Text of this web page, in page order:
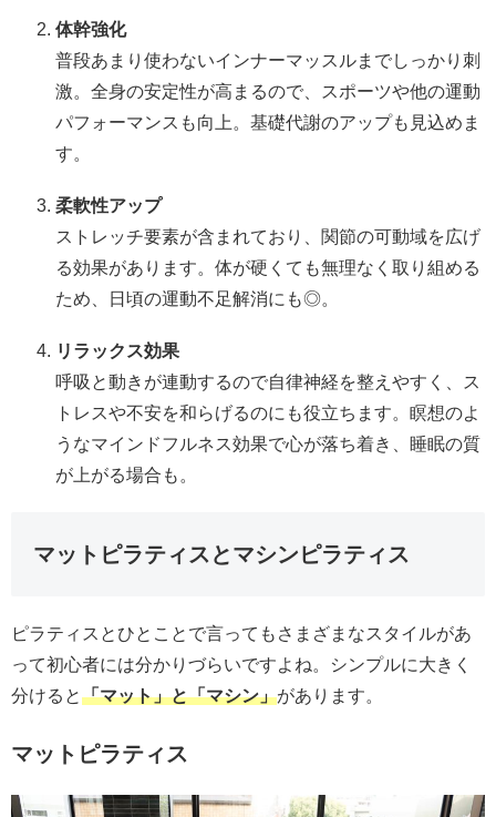
体幹強化
普段あまり使わないインナーマッスルまでしっかり刺
激。全身の安定性が高まるので、スポーツや他の運動
パフォーマンスも向上。基礎代謝のアップも見込めま
す。
柔軟性アップ
ストレッチ要素が含まれており、関節の可動域を広げ
る効果があります。体が硬くても無理なく取り組める
ため、日頃の運動不足解消にも◎。
リラックス効果
呼吸と動きが連動するので自律神経を整えやすく、ス
トレスや不安を和らげるのにも役立ちます。瞑想のよ
うなマインドフルネス効果で心が落ち着き、睡眠の質
が上がる場合も。
マットピラティスとマシンピラティス
ピラティスとひとことで言ってもさまざまなスタイルがあ
って初心者には分かりづらいですよね。シンプルに大きく
分けると「マット」と「マシン」があります。
マットピラティス